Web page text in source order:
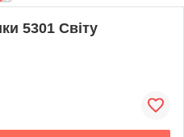
5301 Світу